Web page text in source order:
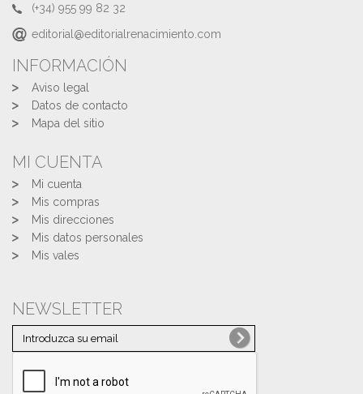
(+34) 955 99 82 32
editorial@editorialrenacimiento.com
INFORMACIÓN
Aviso legal
Datos de contacto
Mapa del sitio
MI CUENTA
Mi cuenta
Mis compras
Mis direcciones
Mis datos personales
Mis vales
NEWSLETTER